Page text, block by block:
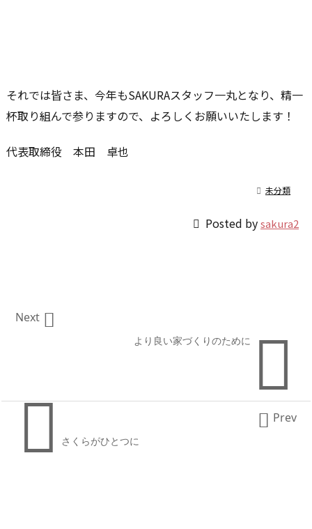
それでは皆さま、今年もSAKURAスタッフ一丸となり、精一
杯取り組んで参りますので、よろしくお願いいたします！
代表取締役 本田 卓也
 未分類
 Posted bysakura2

より良い家づくりのために

Next
 さくらがひとつに
 Prev